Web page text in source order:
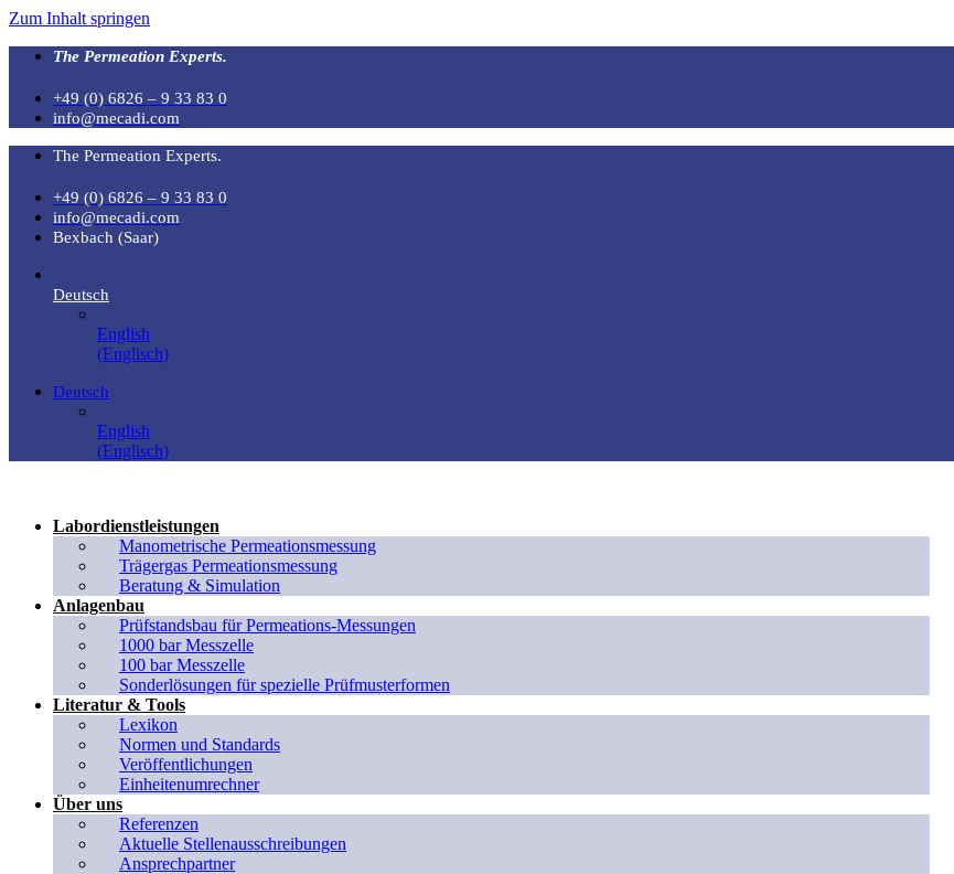
Zum Inhalt springen
The Permeation Experts.
+49 (0) 6826 – 9 33 83 0
info@mecadi.com
The Permeation Experts.
+49 (0) 6826 – 9 33 83 0
info@mecadi.com
Bexbach (Saar)
Deutsch
English
(Englisch)
Deutsch
English
(Englisch)
Labordienstleistungen
Manometrische Permeationsmessung
Trägergas Permeationsmessung
Beratung & Simulation
Anlagenbau
Prüfstandsbau für Permeations-Messungen
1000 bar Messzelle
100 bar Messzelle
Sonderlösungen für spezielle Prüfmusterformen
Literatur & Tools
Lexikon
Normen und Standards
Veröffentlichungen
Einheitenumrechner
Über uns
Referenzen
Aktuelle Stellenausschreibungen
Ansprechpartner